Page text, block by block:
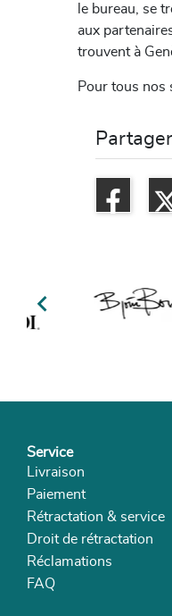
le bureau, se
aux
trouvent à
Pour tous nos

Service
Livraison
Paiement
Rétractation & service
Droit de rétractation
Réclamations
FAQ